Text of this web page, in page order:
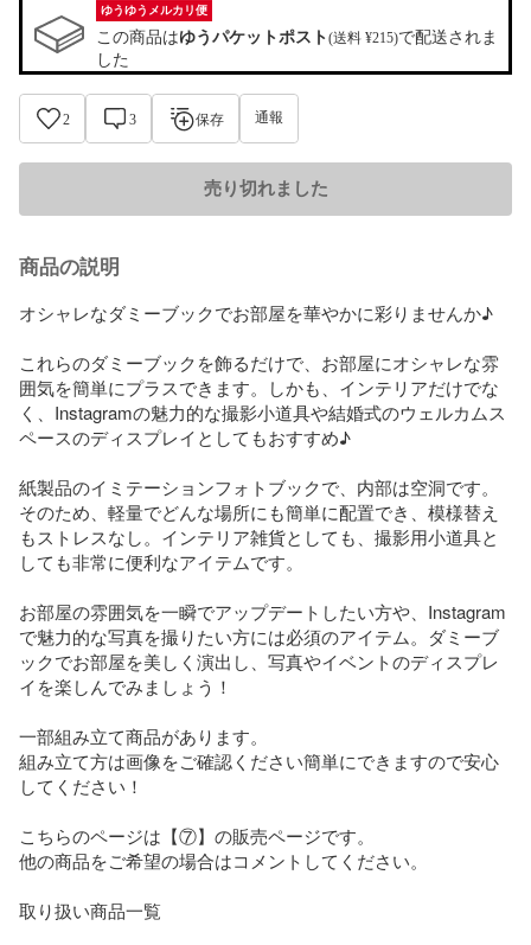
ゆうゆうメルカリ便
この商品はゆうパケットポスト(送料 ¥215)で配送されま
した
2 3 保存 通報
売り切れました
商品の説明
オシャレなダミーブックでお部屋を華やかに彩りませんか♪
これらのダミーブックを飾るだけで、お部屋にオシャレな雰
囲気を簡単にプラスできます。しかも、インテリアだけでな
く、Instagramの魅力的な撮影小道具や結婚式のウェルカムス
ペースのディスプレイとしてもおすすめ♪
紙製品のイミテーションフォトブックで、内部は空洞です。
そのため、軽量でどんな場所にも簡単に配置でき、模様替え
もストレスなし。インテリア雑貨としても、撮影用小道具と
しても非常に便利なアイテムです。
お部屋の雰囲気を一瞬でアップデートしたい方や、Instagram
で魅力的な写真を撮りたい方には必須のアイテム。ダミーブ
ックでお部屋を美しく演出し、写真やイベントのディスプレ
イを楽しんでみましょう！
一部組み立て商品があります。
組み立て方は画像をご確認ください簡単にできますので安心
してください！
こちらのページは【⑦】の販売ページです。
他の商品をご希望の場合はコメントしてください。
取り扱い商品一覧